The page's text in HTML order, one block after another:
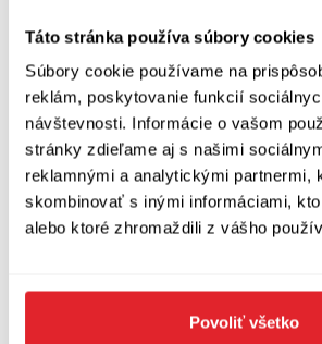
Táto stránka používa súbory cookies
Súbory cookie používame na
reklám, poskytovanie funkcií
návštevnosti. Informácie o vašom
stránky zdieľame aj s našimi
reklamnými a analytickými partnermi,
skombinovať s inými informáciami,
alebo ktoré zhromaždili z vášho
Povoliť všetko
niekedy s účasťou, inokedy s
zanechávajúce nezmazateľnú
detaily prechádzajúce v celistvý
spochybnenie stereotypov
uvažovaní iných novinárov,
otázkam o povahe viny a rôzne
je kniha na upokojenie
časy, ktoré zobrazuje, také neboli.